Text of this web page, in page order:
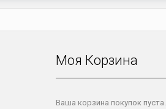
Моя Корзина
Ваша корзина покупок пуста.